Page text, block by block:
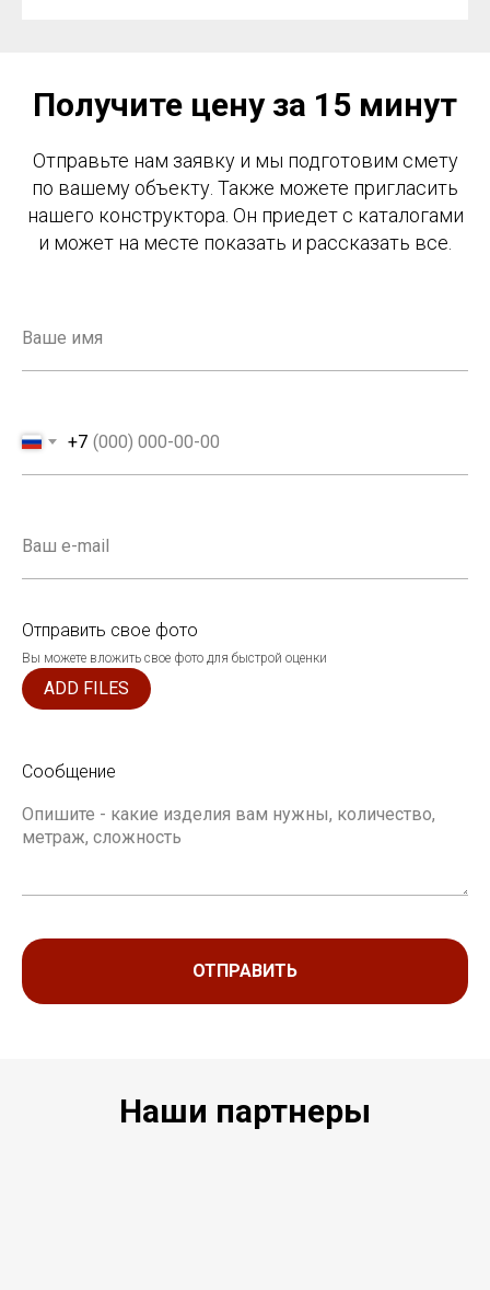
Получите цену за 15 минут
Отправьте нам заявку и мы подготовим смету
по вашему объекту. Также можете пригласить
нашего конструктора. Он приедет с каталогами
и может на месте показать и рассказать все.
+7
Отправить свое фото
Вы можете вложить свое фото для быстрой оценки
ADD FILES
Сообщение
ОТПРАВИТЬ
Наши партнеры